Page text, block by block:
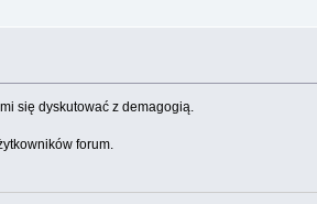
się dyskutować z demagogią.
forum.